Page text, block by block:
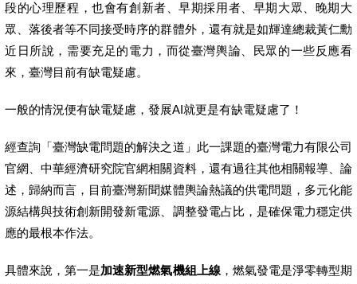
段的心理歷程，也會有創新者、早期採用者、早期大眾、晚期大
眾、落後者等不同接受時序的群體外，還有就是如輝達總裁黃仁勳
近日所說，需要充足的電力，而從臺灣輿論、民眾的一些反應看
來，臺灣目前有缺電疑慮。
一般的情況便有缺電疑慮，發展AI就更是有缺電疑慮了！
經查詢「臺灣缺電問題的解決之道」此一課題的臺灣電力有限公司
官網、中華經濟研究院官網相關資料，還有過往其他相關報導、論
述，歸納而言，目前臺灣新聞媒體輿論熱議的供電問題，多元化能
源結構與技術創新開發新電源、調整發電占比，是確保電力穩定供
應的最根本作法。
具體來說，第一是加速新型燃氣機組上線，燃氣發電是淨零轉型期